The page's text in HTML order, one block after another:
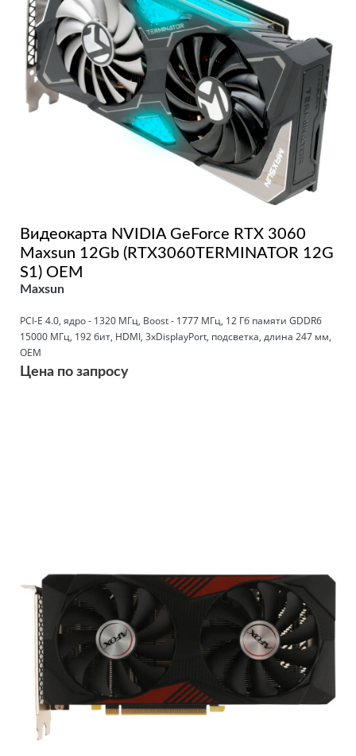
Видеокарта NVIDIA GeForce RTX 3060
Maxsun 12Gb (RTX3060TERMINATOR 12G
S1) OEM
Maxsun
PCI-E 4.0, ядро - 1320 МГц, Boost - 1777 МГц, 12 Гб памяти GDDR6
15000 МГц, 192 бит, HDMI, 3xDisplayPort, подсветка, длина 247 мм,
OEM
Цена по запросу